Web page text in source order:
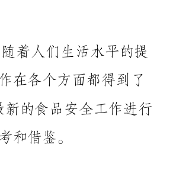
进一步的加强和改善。本文将对2024年最新的食品安全工作进行
订完善了相关法律法规，增加了对食品生产、加工、运输、销售